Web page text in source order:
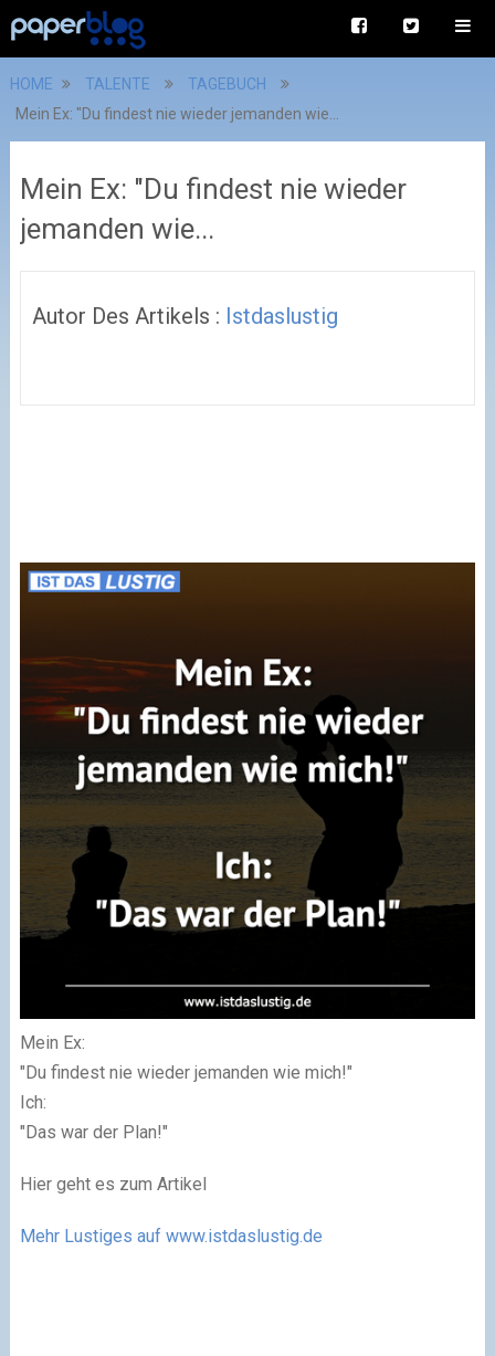
HOME TALENTE
TAGEBUCH
Mein Ex: "Du findest nie wieder jemanden wie...
Mein Ex: "Du findest nie wieder
jemanden wie...
Autor Des Artikels : Istdaslustig
Mein Ex:
"Du findest nie wieder jemanden wie mich!"
Ich:
"Das war der Plan!"
Hier geht es zum Artikel
Mehr Lustiges auf www.istdaslustig.de